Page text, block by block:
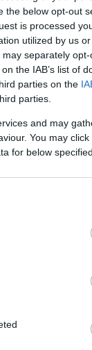
the below opt-out
is processed
utilized by us
separately
the IAB’s list of
parties on the
parties.
and may
You may
for below